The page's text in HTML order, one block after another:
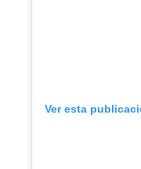
Ver esta